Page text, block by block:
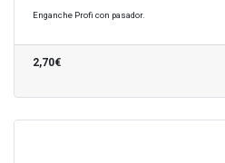
Enganche Profi con pasador.
2,70€